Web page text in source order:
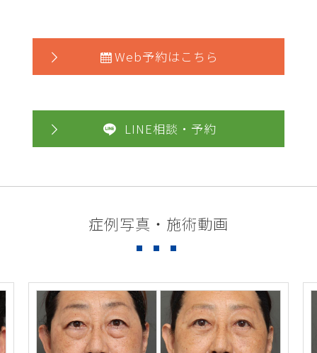
Web予約はこちら
LINE相談・予約
症例写真・施術動画